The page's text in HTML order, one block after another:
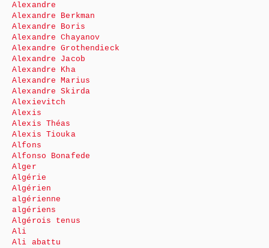
Alexandre
Alexandre Berkman
Alexandre Boris
Alexandre Chayanov
Alexandre Grothendieck
Alexandre Jacob
Alexandre Kha
Alexandre Marius
Alexandre Skirda
Alexievitch
Alexis
Alexis Théas
Alexis Tiouka
Alfons
Alfonso Bonafede
Alger
Algérie
Algérien
algérienne
algériens
Algérois tenus
Ali
Ali abattu